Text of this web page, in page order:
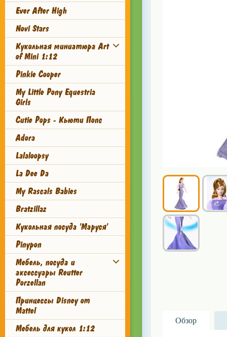
Ever After High
Novi Stars
Кукольная миниатюра Art
of Mini 1:12
Pinkie Cooper
My Little Pony Equestria
Girls
Cutie Pops - Кьюти Попс
Adora
Lalaloopsy
La Dee Da
My Rascals Babies
Bratzillaz
Кукольная посуда 'Маруся'
Pinypon
Мебель, посуда и
аксессуары Reutter
Porzellan
Принцессы Disney от
Mattel
Мебель для кукол 1:12
Обзор